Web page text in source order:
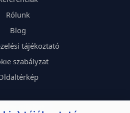
Rólunk
Blog
tájékoztató
szabályzat